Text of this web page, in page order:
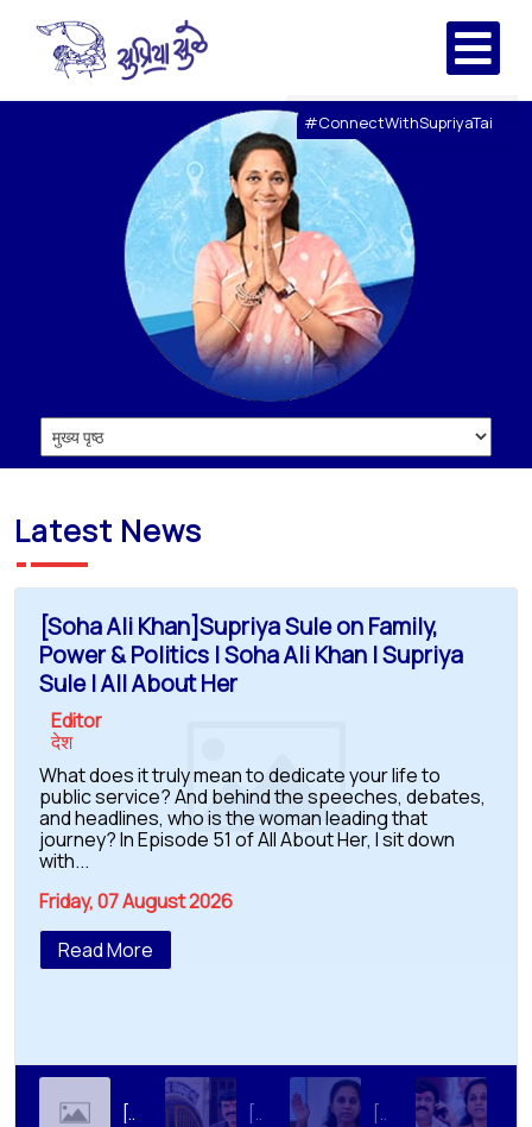
#ConnectWithSupriyaTai
Latest News
[Soha Ali Khan]Supriya Sule on Family,
Power & Politics | Soha Ali Khan | Supriya
Sule | All About Her
Editor
देश
What does it truly mean to dedicate your life to
public service? And behind the speeches, debates,
and headlines, who is the woman leading that
journey? In Episode 51 of All About Her, I sit down
with...
Friday, 07 August 2026
Read More
[Soha Ali Khan]Supriya Sule on Family, Power & Politics | Soha Ali Khan | Supriya Sule | All About Her [Loksatta]संतोष देशमुख हत्या प्रकरण : वाल्मिक कराडची रवानगी नागपूर कारागृहात करण्याची सुप्रिया सुळेंची मागणी [Dainik Prabhat]‘वाल्मिक कराडला बीड कारागृहातून नागपूरला हलवा’; सुप्रिया सुळेंची मुख्यमंत्र्यांकडे मोठी मागणी